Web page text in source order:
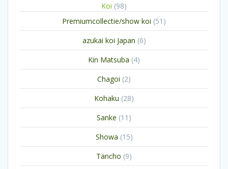
Koi 9898
producten
Premiumcollectie/show koi 51 51
producten
azukai koi Japan 66
producten
Kin Matsuba 44
producten
Chagoi 22
producten
Kohaku 2828
producten
Sanke 11 11
producten
Showa 1515
producten
Tancho 99
producten